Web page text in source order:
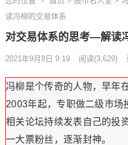
读冯柳的交易体系
对交易体系的思考—解读
2021年9月8日 9:19 阅读(3,629)
冯柳是个传奇的人物，早年
2003年起，专职做二级市场
相关论坛持续发表自己的投
一大票粉丝，逐渐封神。